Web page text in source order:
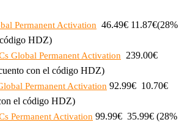
Permanent Activation 46.49€ 11.87€(28%
HDZ)
Global Permanent Activation 239.00€
con el código HDZ)
Permanent Activation 92.99€ 10.70€
el código HDZ)
Permanent Activation 99.99€ 35.99€ (28%